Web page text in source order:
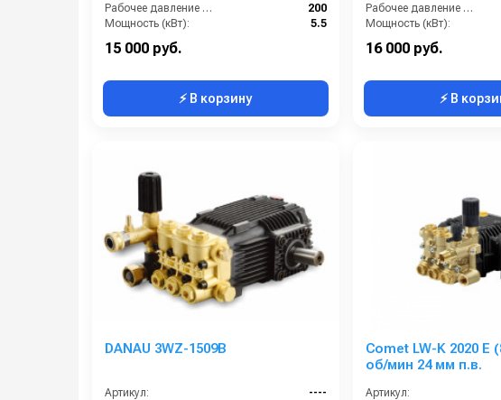
Рабочее давление (бар):
200
Мощность (кВт):
5.5
15 000 руб.
⚡ В корзину
Рабочее давление (бар):
Мощность (кВт):
16 000 руб.
⚡ В
DANAU 3WZ-1509B
Артикул:
----
Comet LW-K 2020 E
об/мин 24 мм п.в.
Артикул: